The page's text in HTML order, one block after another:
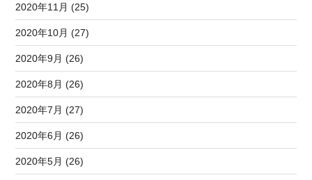
2020年11月 (25)
2020年10月 (27)
2020年9月 (26)
2020年8月 (26)
2020年7月 (27)
2020年6月 (26)
2020年5月 (26)